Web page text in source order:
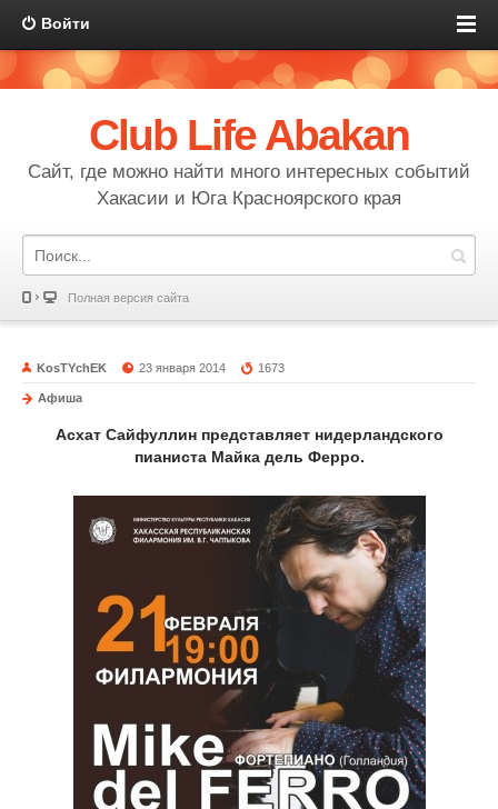
Войти
Club Life Abakan
Сайт, где можно найти много интересных событий
Хакасии и Юга Красноярского края
Полная версия сайта
KosTYchEK 23 января 2014 1673
Афиша
Асхат Сайфуллин представляет нидерландского
пианиста Майка дель Ферро.